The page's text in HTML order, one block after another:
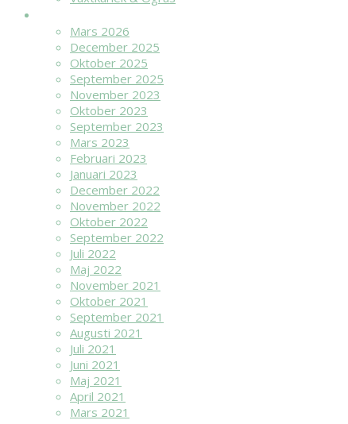
Mars 2026
December 2025
Oktober 2025
September 2025
November 2023
Oktober 2023
September 2023
Mars 2023
Februari 2023
Januari 2023
December 2022
November 2022
Oktober 2022
September 2022
Juli 2022
Maj 2022
November 2021
Oktober 2021
September 2021
Augusti 2021
Juli 2021
Juni 2021
Maj 2021
April 2021
Mars 2021